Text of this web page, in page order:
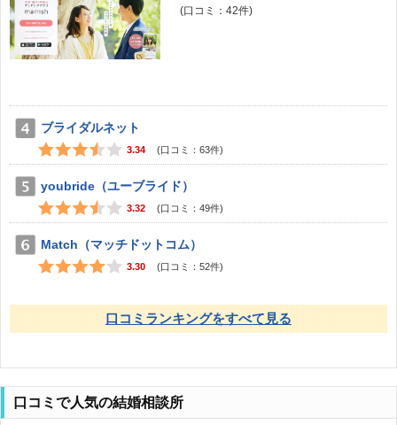
(口コミ： 42件)
ブライダルネット
3.34 (口コミ： 63件)
youbride（ユーブライド）
3.32 (口コミ： 49件)
Match（マッチドットコム）
3.30 (口コミ： 52件)
口コミランキングをすべて見る
口コミで人気の結婚相談所